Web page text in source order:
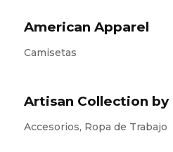
American Apparel
Camisetas
Artisan Collection by
Accesorios, Ropa de Trabajo